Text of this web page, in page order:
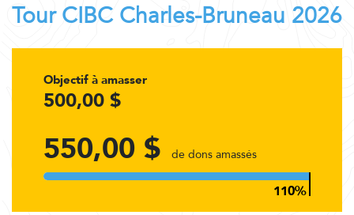
Tour CIBC Charles-Bruneau 2026
Objectif à amasser
500,00 $
550,00 $ de dons amassés